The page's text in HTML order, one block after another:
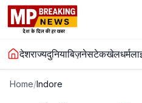
देशराज्यदुनियाबिज़नेसटेकखेलधर्म
Home/Indore